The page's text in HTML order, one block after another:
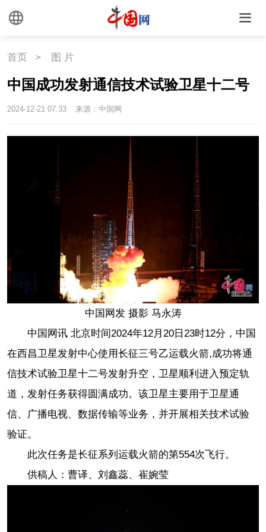
首页 > 图 片
中国成功发射通信技术试验卫星十二号
2024-12-21 07:33 来源：中国网
中国网发 摄影 马永涛
中国网讯 北京时间2024年12月20日23时12分，中国
在西昌卫星发射中心使用长征三号乙运载火箭,成功将通
信技术试验卫星十二号发射升空，卫星顺利进入预定轨
道，发射任务获得圆满成功。该卫星主要用于卫星通
信、广播电视、数据传输等业务，并开展相关技术试验
验证。
此次任务是长征系列运载火箭的第554次飞行。
供稿人：曹译、刘鑫蕊、崔婉莹